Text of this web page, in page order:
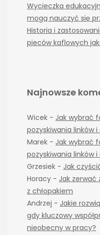
Wycieczka
mogą nauczyć się
Historia i
pieców kaflowych
Najnowsze
Wicek - Jak wybrać
pozyskiwania linków i
Marek - Jak wybrać
pozyskiwania linków i
Grzesiek - Jak
Horacy - Jak zerwać
z chłopakiem
Andrzej - Jakie
gdy kluczowy
nieobecny w pracy?